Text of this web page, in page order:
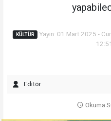
KÜLTÜR
Yayın: 01 Mart 2025 -
Editör
Okuma